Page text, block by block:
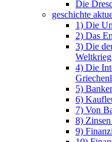
Die
geschichte
1) Die
2) Das
3) Die
Weltkrieg
4) Die
5)
6)
7) Von
8)
9)